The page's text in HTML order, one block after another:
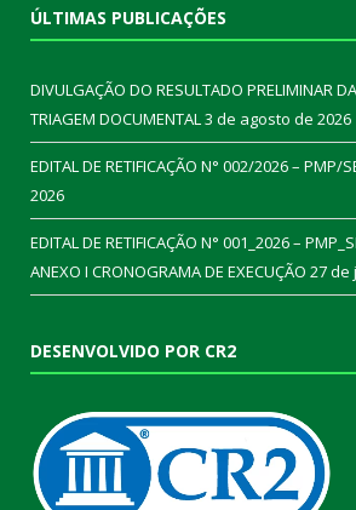
ÚLTIMAS PUBLICAÇÕES
DIVULGAÇÃO DO RESULTADO PRELIMINAR
TRIAGEM DOCUMENTAL3 de agosto de 2026
EDITAL DE RETIFICAÇÃO N° 002/2026 – PMP/
2026
EDITAL DE RETIFICAÇÃO N° 001_2026 –
ANEXO I CRONOGRAMA DE EXECUÇÃO 27 de
DESENVOLVIDO POR CR2